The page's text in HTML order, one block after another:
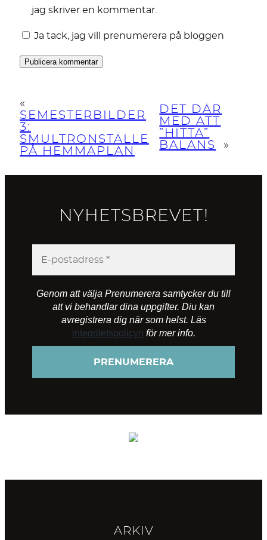
jag skriver en kommentar.
Ja tack, jag vill prenumerera på bloggen
«
SEMESTERBILDER
3:
SMULTRONSTÄLLE
PÅ HEMMAPLAN
DET DÄR
MED ATT
”HITTA”
BALANS
»
NYHETSBREVET!
Genom att välja Prenumerera samtycker du till
att vi behandlar dina uppgifter. Diu kan
avregistrera dig när som helst. Läs
integritetspolicyn för mer info.
ARKIV